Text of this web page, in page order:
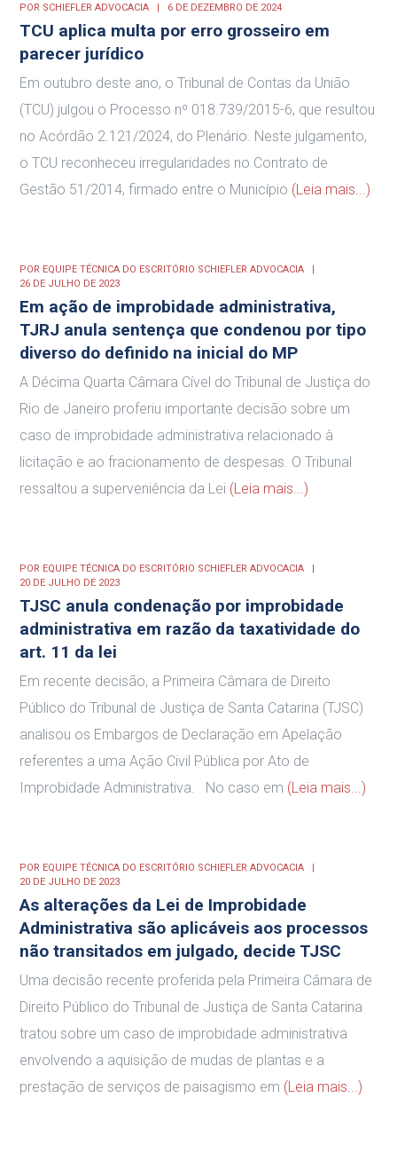
POR SCHIEFLER ADVOCACIA 6 DE DEZEMBRO DE 2024
TCU aplica multa por erro grosseiro em
parecer jurídico
Em outubro deste ano, o Tribunal de Contas da União
(TCU) julgou o Processo nº 018.739/2015-6, que resultou
no Acórdão 2.121/2024, do Plenário. Neste julgamento,
o TCU reconheceu irregularidades no Contrato de
Gestão 51/2014, firmado entre o Município (Leia mais...)
POR EQUIPE TÉCNICA DO ESCRITÓRIO SCHIEFLER ADVOCACIA
26 DE JULHO DE 2023
Em ação de improbidade administrativa,
TJRJ anula sentença que condenou por tipo
diverso do definido na inicial do MP
A Décima Quarta Câmara Cível do Tribunal de Justiça do
Rio de Janeiro proferiu importante decisão sobre um
caso de improbidade administrativa relacionado à
licitação e ao fracionamento de despesas. O Tribunal
ressaltou a superveniência da Lei (Leia mais...)
POR EQUIPE TÉCNICA DO ESCRITÓRIO SCHIEFLER ADVOCACIA
20 DE JULHO DE 2023
TJSC anula condenação por improbidade
administrativa em razão da taxatividade do
art. 11 da lei
Em recente decisão, a Primeira Câmara de Direito
Público do Tribunal de Justiça de Santa Catarina (TJSC)
analisou os Embargos de Declaração em Apelação
referentes a uma Ação Civil Pública por Ato de
Improbidade Administrativa. No caso em (Leia mais...)
POR EQUIPE TÉCNICA DO ESCRITÓRIO SCHIEFLER ADVOCACIA
20 DE JULHO DE 2023
As alterações da Lei de Improbidade
Administrativa são aplicáveis aos processos
não transitados em julgado, decide TJSC
Uma decisão recente proferida pela Primeira Câmara de
Direito Público do Tribunal de Justiça de Santa Catarina
tratou sobre um caso de improbidade administrativa
envolvendo a aquisição de mudas de plantas e a
prestação de serviços de paisagismo em (Leia mais...)